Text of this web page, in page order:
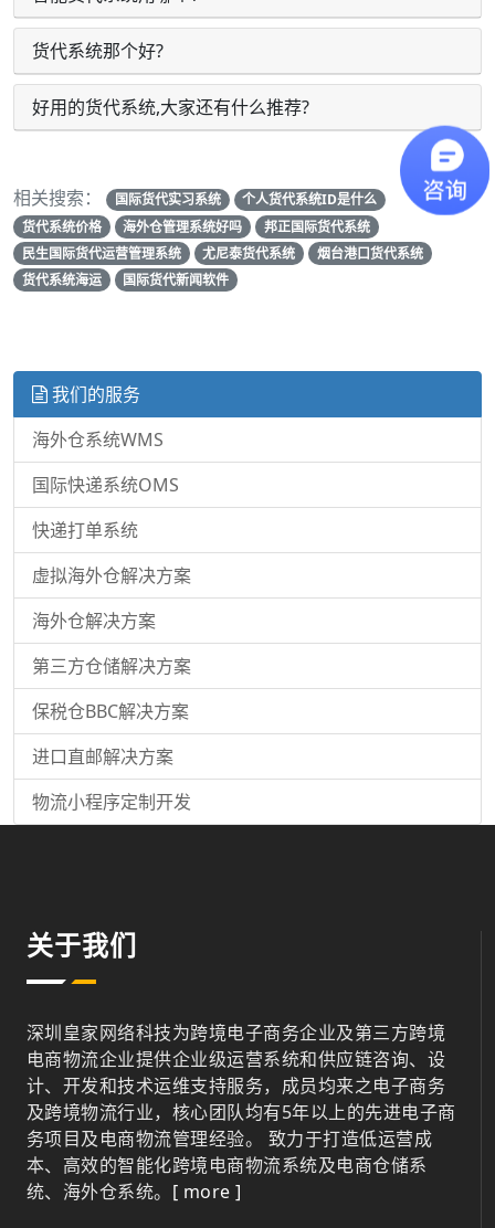
货代系统那个好?
好用的货代系统,大家还有什么推荐?
相关搜索： 国际货代实习系统
个人货代系统ID是什么
货代系统价格
海外仓管理系统好吗
邦正国际货代系统
民生国际货代运营管理系统
尤尼泰货代系统
烟台港口货代系统
货代系统海运
国际货代新闻软件
我们的服务
海外仓系统WMS
国际快递系统OMS
快递打单系统
虚拟海外仓解决方案
海外仓解决方案
第三方仓储解决方案
保税仓BBC解决方案
进口直邮解决方案
物流小程序定制开发
关于我们
深圳皇家网络科技为跨境电子商务企业及第三方跨境
电商物流企业提供企业级运营系统和供应链咨询、设
计、开发和技术运维支持服务，成员均来之电子商务
及跨境物流行业，核心团队均有5年以上的先进电子商
务项目及电商物流管理经验。 致力于打造低运营成
本、高效的智能化跨境电商物流系统及电商仓储系
统、海外仓系统。 [ more ]